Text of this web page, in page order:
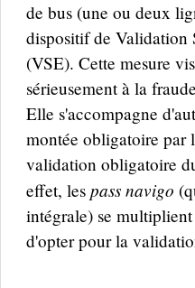
de bus (une ou deux
dispositif de Validation
(VSE). Cette mesure
sérieusement à la
Elle s'accompagne
montée obligatoire par
validation obligatoire
effet, les pass navigo
intégrale) se
d'opter pour la